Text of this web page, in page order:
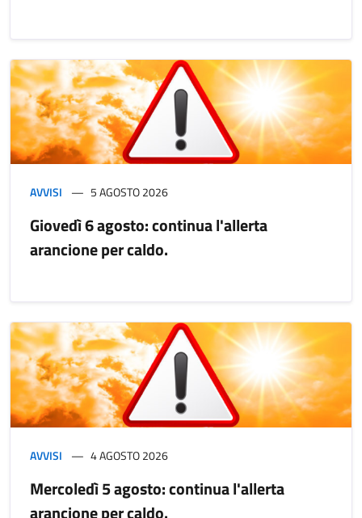
AVVISI 5 AGOSTO 2026
Giovedì 6 agosto: continua l'allerta
arancione per caldo.
AVVISI 4 AGOSTO 2026
Mercoledì 5 agosto: continua l'allerta
arancione per caldo.